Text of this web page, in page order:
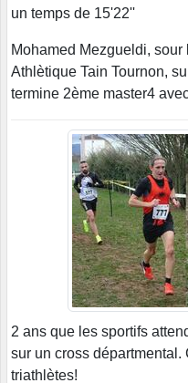
un temps de 15'22''
Mohamed Mezgueldi,
Athlètique Tain Tournon,
termine 2ème master4
2 ans que les sportifs
sur un cross
triathlètes!